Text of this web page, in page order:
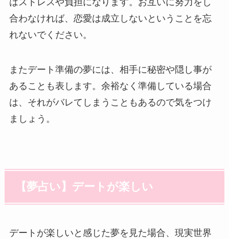
合わなければ、恋愛は成立しないということを忘
れないでください。
またデート準備の夢には、相手に秘密や隠し事が
あることも表します。余裕なく準備している場合
は、それがバレてしまうこともあるので気をつけ
ましょう。
【夢占い】デートが楽しい
デートが楽しいと感じた夢を見た場合、現実世界